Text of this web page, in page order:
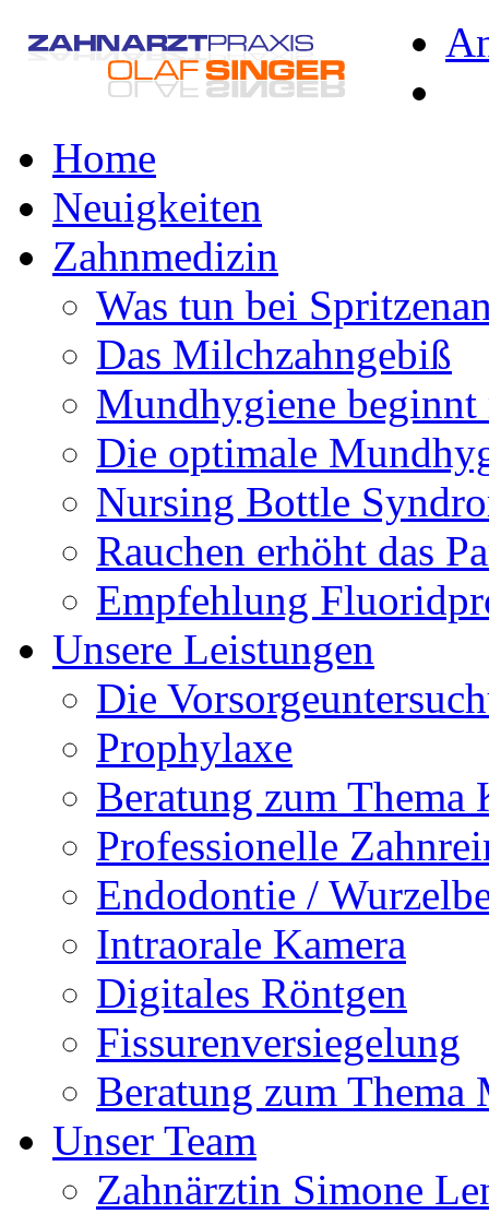
Home
Neuigkeiten
Zahnmedizin
Was tun bei
Das Milchzahngebiß
Mundhygiene beginnt
Die optimale
Nursing Bottle
Rauchen erhöht das
Empfehlung
Unsere Leistungen
Die
Prophylaxe
Beratung zum Thema
Professionelle
Endodontie /
Intraorale Kamera
Digitales Röntgen
Fissurenversiegelung
Beratung zum Thema
Unser Team
Zahnärztin Simone